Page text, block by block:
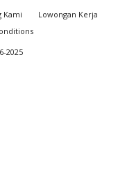
Kami
Lowongan Kerja
2025